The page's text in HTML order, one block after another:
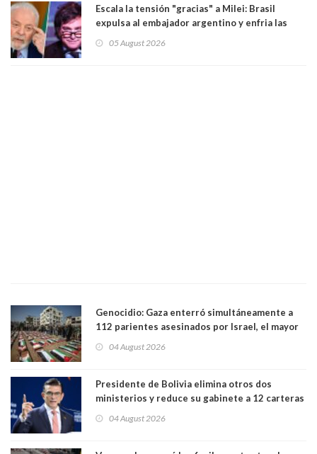
Escala la tensión "gracias" a Milei: Brasil
expulsa al embajador argentino y enfria las
trasandino
05 August 2026
Genocidio: Gaza enterró simultáneamente a
112 parientes asesinados por Israel, el mayor
muertos figuran 44 niños y nueve ancianos
04 August 2026
Presidente de Bolivia elimina otros dos
ministerios y reduce su gabinete a 12 carteras
04 August 2026